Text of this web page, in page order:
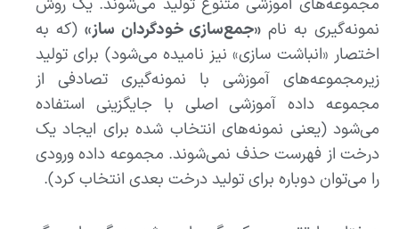
مجموعه‌های آموزشی متنوع تولید می‌شوند. یک روش
نمونه‌گیری به نام «جمع‌سازی خودگردان ساز»(که به
اختصار «انباشت سازی» نیز نامیده می‌شود) برای تولید
زیرمجموعه‌های آموزشی با نمونه‌گیری تصادفی از
مجموعه داده آموزشی اصلی با جایگزینی استفاده
می‌شود (یعنی نمونه‌های انتخاب شده برای ایجاد یک
درخت از فهرست حذف نمی‌شوند. مجموعه داده ورودی
را می‌توان دوباره برای تولید درخت بعدی انتخاب کرد).